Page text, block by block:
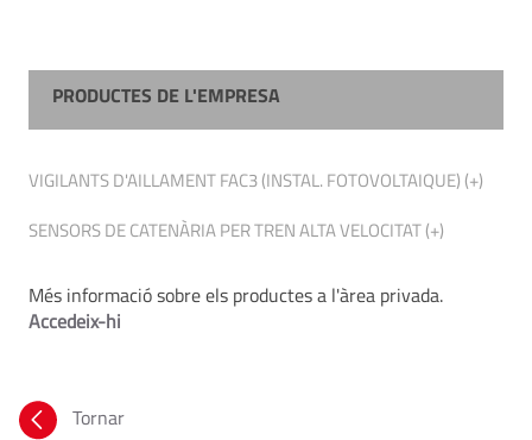
PRODUCTES DE L'EMPRESA
VIGILANTS D'AILLAMENT FAC3 (INSTAL. FOTOVOLTAIQUE) (+)
SENSORS DE CATENÀRIA PER TREN ALTA VELOCITAT (+)
Més informació sobre els productes a l'àrea privada.
Accedeix-hi
Tornar